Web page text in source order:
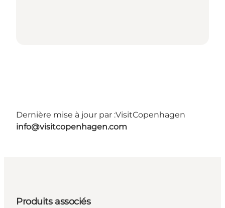
Dernière mise à jour par :VisitCopenhagen
info@visitcopenhagen.com
Produits associés